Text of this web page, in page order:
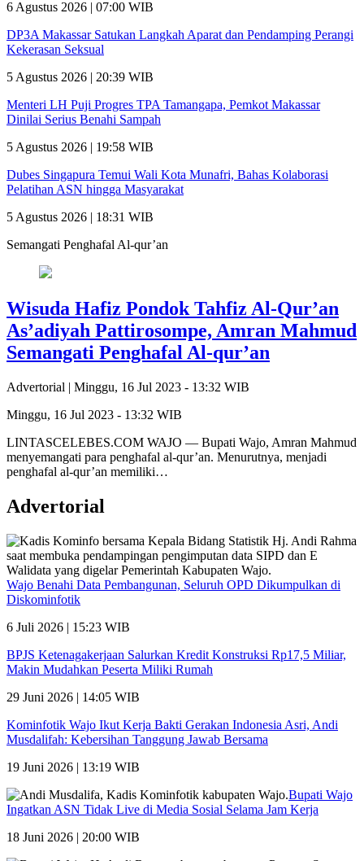
6 Agustus 2026 | 07:00 WIB
DP3A Makassar Satukan Langkah Aparat dan Pendamping Perangi
Kekerasan Seksual
5 Agustus 2026 | 20:39 WIB
Menteri LH Puji Progres TPA Tamangapa, Pemkot Makassar
Dinilai Serius Benahi Sampah
5 Agustus 2026 | 19:58 WIB
Dubes Singapura Temui Wali Kota Munafri, Bahas Kolaborasi
Pelatihan ASN hingga Masyarakat
5 Agustus 2026 | 18:31 WIB
Semangati Penghafal Al-qur’an
Wisuda Hafiz Pondok Tahfiz Al-Qur’an
As’adiyah Pattirosompe, Amran Mahmud
Semangati Penghafal Al-qur’an
Advertorial | Minggu, 16 Jul 2023 - 13:32 WIB
Minggu, 16 Jul 2023 - 13:32 WIB
LINTASCELEBES.COM WAJO — Bupati Wajo, Amran Mahmud
menyemangati para penghafal al-qur’an. Menurutnya, menjadi
penghafal al-qur’an memiliki…
Advertorial
Wajo Benahi Data Pembangunan, Seluruh OPD Dikumpulkan di
Diskominfotik
6 Juli 2026 | 15:23 WIB
BPJS Ketenagakerjaan Salurkan Kredit Konstruksi Rp17,5 Miliar,
Makin Mudahkan Peserta Miliki Rumah
29 Juni 2026 | 14:05 WIB
Kominfotik Wajo Ikut Kerja Bakti Gerakan Indonesia Asri, Andi
Musdalifah: Kebersihan Tanggung Jawab Bersama
19 Juni 2026 | 13:19 WIB
Bupati Wajo
Ingatkan ASN Tidak Live di Media Sosial Selama Jam Kerja
18 Juni 2026 | 20:00 WIB